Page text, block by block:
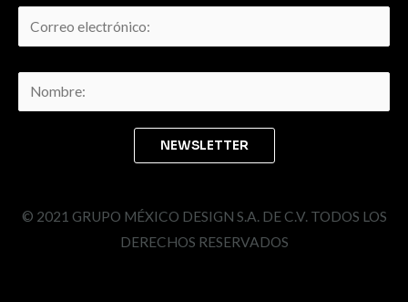
© 2021 GRUPO MÉXICO DESIGN S.A. DE C.V. TODOS LOS
DERECHOS RESERVADOS